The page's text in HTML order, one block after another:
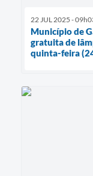
22 JUL 2025 -
Município de
gratuita de
quinta-feira